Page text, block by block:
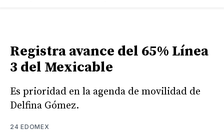
Registra avance del 65% Línea
3 del Mexicable
Es prioridad en la agenda de movilidad de
Delfina Gómez.
24 EDOMEX